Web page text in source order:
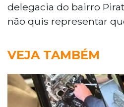
delegacia do bairro
não quis representar
VEJA TAMBÉM